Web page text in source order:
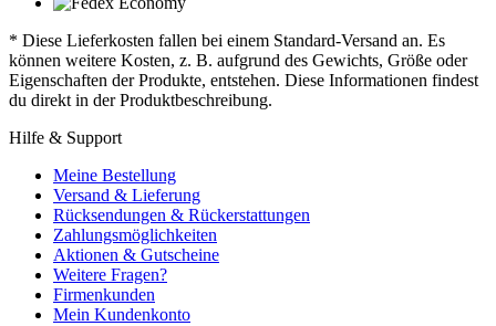
* Diese Lieferkosten fallen bei einem Standard-Versand an. Es
können weitere Kosten, z. B. aufgrund des Gewichts, Größe oder
Eigenschaften der Produkte, entstehen. Diese Informationen findest
du direkt in der Produktbeschreibung.
Hilfe & Support
Meine Bestellung
Versand & Lieferung
Rücksendungen & Rückerstattungen
Zahlungsmöglichkeiten
Aktionen & Gutscheine
Weitere Fragen?
Firmenkunden
Mein Kundenkonto